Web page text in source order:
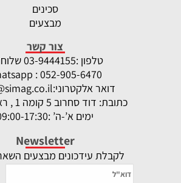
סכינים
מבצעים
צור קשר
טלפון :
03-9444155 שלוחה 1
: 052-905-6470
דואר אלקטרוני:
כתובת: דוד סחרוב 5 קומה 1 , ראשון לציון
ימים א’-ה’ :09:00-17:30
Newsletter
לקבלת עידכונים מבצעים